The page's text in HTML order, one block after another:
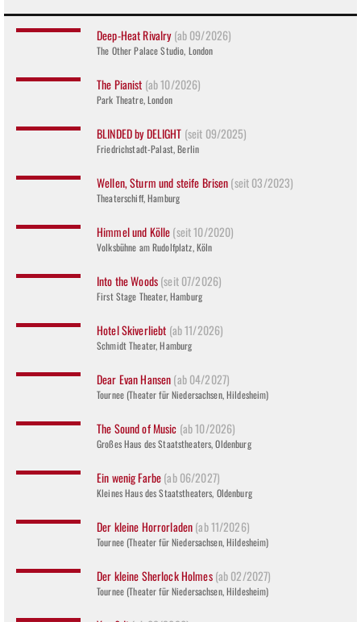
Deep-Heat Rivalry(ab 09/2026)
The Other Palace Studio, London
The Pianist (ab 10/2026)
Park Theatre, London
BLINDED by DELIGHT (seit 09/2025)
Friedrichstadt-Palast, Berlin
Wellen, Sturm und steife Brisen(seit 03/2023)
Theaterschiff, Hamburg
Himmel und Kölle(seit 10/2020)
Volksbühne am Rudolfplatz, Köln
Into the Woods(seit 07/2026)
First Stage Theater, Hamburg
Hotel Skiverliebt (ab 11/2026)
Schmidt Theater, Hamburg
Dear Evan Hansen(ab 04/2027)
Tournee (Theater für Niedersachsen, Hildesheim)
The Sound of Music (ab 10/2026)
Großes Haus des Staatstheaters, Oldenburg
Ein wenig Farbe(ab 06/2027)
Kleines Haus des Staatstheaters, Oldenburg
Der kleine Horrorladen(ab 11/2026)
Tournee (Theater für Niedersachsen, Hildesheim)
Der kleine Sherlock Holmes(ab 02/2027)
Tournee (Theater für Niedersachsen, Hildesheim)